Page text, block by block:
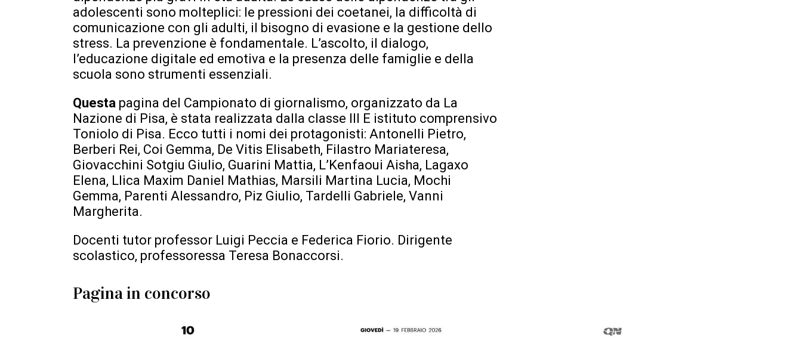
adolescenti sono molteplici: le pressioni dei coetanei, la difficoltà di
comunicazione con gli adulti, il bisogno di evasione e la gestione dello
stress. La prevenzione è fondamentale. L’ascolto, il dialogo,
l’educazione digitale ed emotiva e la presenza delle famiglie e della
scuola sono strumenti essenziali.
Questa pagina del Campionato di giornalismo, organizzato da La
Nazione di Pisa, è stata realizzata dalla classe III E istituto comprensivo
Toniolo di Pisa. Ecco tutti i nomi dei protagonisti: Antonelli Pietro,
Berberi Rei, Coi Gemma, De Vitis Elisabeth, Filastro Mariateresa,
Giovacchini Sotgiu Giulio, Guarini Mattia, L’Kenfaoui Aisha, Lagaxo
Elena, Llica Maxim Daniel Mathias, Marsili Martina Lucia, Mochi
Gemma, Parenti Alessandro, Piz Giulio, Tardelli Gabriele, Vanni
Margherita.
Docenti tutor professor Luigi Peccia e Federica Fiorio. Dirigente
scolastico, professoressa Teresa Bonaccorsi.
Pagina in concorso